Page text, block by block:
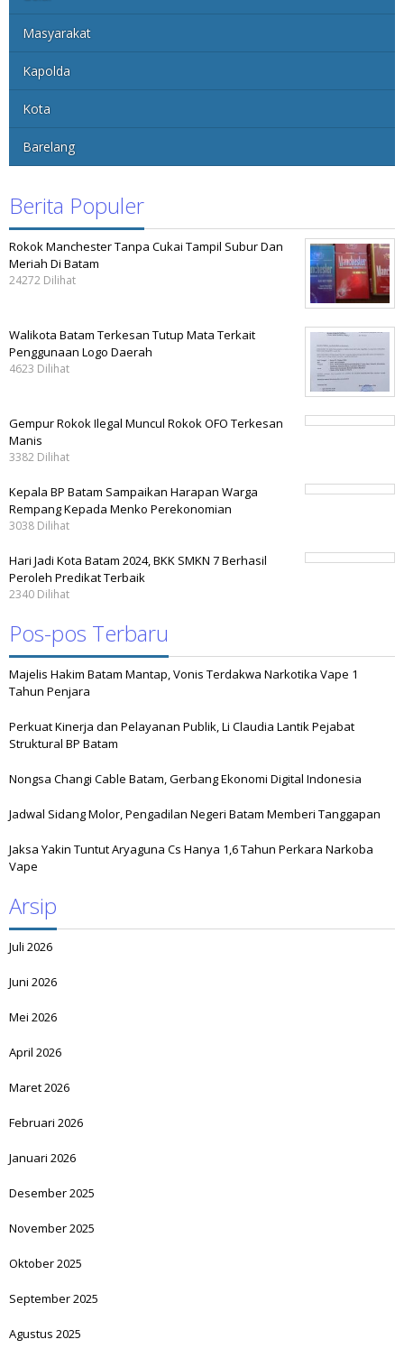
Masyarakat
Kapolda
Kota
Barelang
Berita Populer
Rokok Manchester Tanpa Cukai Tampil Subur Dan
Meriah Di Batam
24272 Dilihat
Walikota Batam Terkesan Tutup Mata Terkait
Penggunaan Logo Daerah
4623 Dilihat
Gempur Rokok Ilegal Muncul Rokok OFO Terkesan
Manis
3382 Dilihat
Kepala BP Batam Sampaikan Harapan Warga
Rempang Kepada Menko Perekonomian
3038 Dilihat
Hari Jadi Kota Batam 2024, BKK SMKN 7 Berhasil
Peroleh Predikat Terbaik
2340 Dilihat
Pos-pos Terbaru
Majelis Hakim Batam Mantap, Vonis Terdakwa Narkotika Vape 1
Tahun Penjara
Perkuat Kinerja dan Pelayanan Publik, Li Claudia Lantik Pejabat
Struktural BP Batam
Nongsa Changi Cable Batam, Gerbang Ekonomi Digital Indonesia
Jadwal Sidang Molor, Pengadilan Negeri Batam Memberi Tanggapan
Jaksa Yakin Tuntut Aryaguna Cs Hanya 1,6 Tahun Perkara Narkoba
Vape
Arsip
Juli 2026
Juni 2026
Mei 2026
April 2026
Maret 2026
Februari 2026
Januari 2026
Desember 2025
November 2025
Oktober 2025
September 2025
Agustus 2025